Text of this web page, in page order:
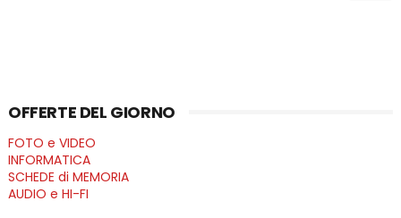
OFFERTE DEL GIORNO
FOTO e VIDEO
INFORMATICA
SCHEDE di MEMORIA
AUDIO e HI-FI